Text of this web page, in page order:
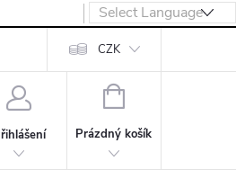
CZK
NÁKUPNÍ
Prázdný košík